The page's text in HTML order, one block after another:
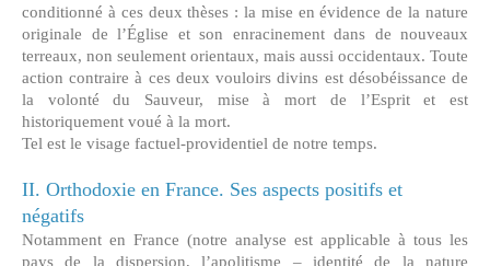
conditionné à ces deux thèses : la mise en évidence de la nature
originale de l’Église et son enracinement dans de nouveaux
terreaux, non seulement orientaux, mais aussi occidentaux. Toute
action contraire à ces deux vouloirs divins est désobéissance de
la volonté du Sauveur, mise à mort de l’Esprit et est
historiquement voué à la mort.
Tel est le visage factuel-providentiel de notre temps.
II. Orthodoxie en France. Ses aspects positifs et
négatifs
Notamment en France (notre analyse est applicable à tous les
pays de la dispersion, l’apolitisme – identité de la nature